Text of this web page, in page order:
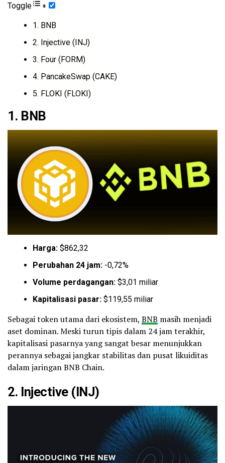
Toggle
1. BNB
2. Injective (INJ)
3. Four (FORM)
4. PancakeSwap (CAKE)
5. FLOKI (FLOKI)
1. BNB
Harga: $862,32
Perubahan 24 jam: -0,72%
Volume perdagangan: $3,01 miliar
Kapitalisasi pasar: $119,55 miliar
Sebagai token utama dari ekosistem, BNB masih menjadi
aset dominan. Meski turun tipis dalam 24 jam terakhir,
kapitalisasi pasarnya yang sangat besar menunjukkan
perannya sebagai jangkar stabilitas dan pusat likuiditas
dalam jaringan BNB Chain.
2. Injective(INJ)